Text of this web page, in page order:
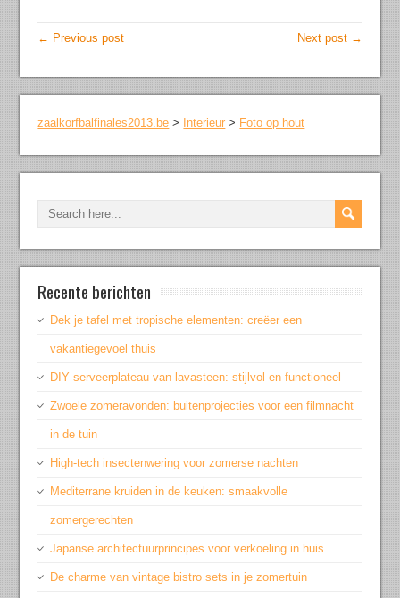
← Previous post Next post →
zaalkorfbalfinales2013.be > Interieur > Foto op hout
Recente berichten
Dek je tafel met tropische elementen: creëer een
vakantiegevoel thuis
DIY serveerplateau van lavasteen: stijlvol en functioneel
Zwoele zomeravonden: buitenprojecties voor een filmnacht
in de tuin
High-tech insectenwering voor zomerse nachten
Mediterrane kruiden in de keuken: smaakvolle
zomergerechten
Japanse architectuurprincipes voor verkoeling in huis
De charme van vintage bistro sets in je zomertuin